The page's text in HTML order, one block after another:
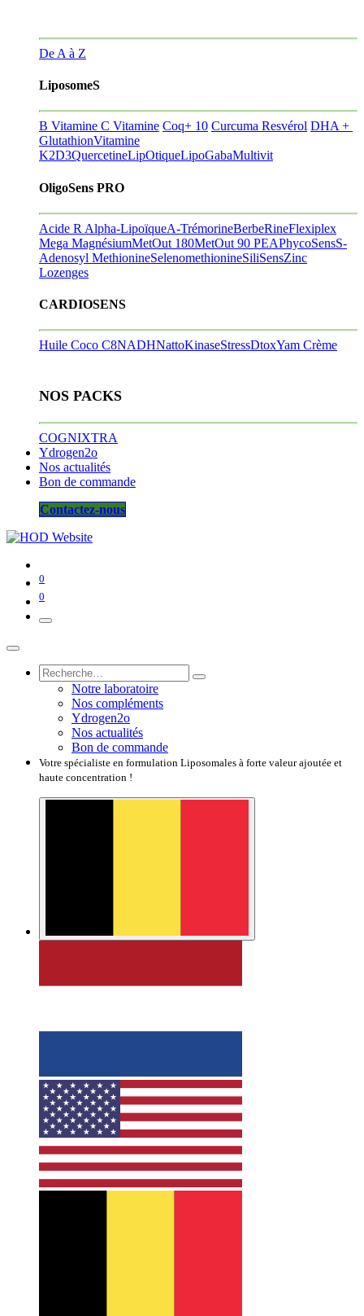
De A à Z
LiposomeS
B Vitamine C Vitamine Coq+ 10 Curcuma Resvérol DHA +
GlutathionVitamine
K2D3QuercetineLipOtiqueLipoGabaMultivit
OligoSens PRO
Acide R Alpha-LipoïqueA-TrémorineBerbeRineFlexiplex
Mega MagnésiumMetOut 180MetOut 90 PEAPhycoSensS-
Adenosyl MethionineSelenomethionineSiliSensZinc
Lozenges
CARDIOSENS
Huile Coco C8NADHNattoKinaseStressDtoxYam Crème
NOS PACKS
COGNIXTRA
Ydrogen2o
Nos actualités
Bon de commande
Contactez-nous
0
0
Notre laboratoire
Nos compléments
Ydrogen2o
Nos actualités
Bon de commande
Votre spécialiste en formulation Liposomales à forte valeur ajoutée et
haute concentration !